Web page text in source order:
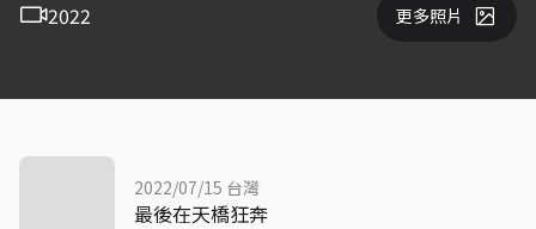
2022 更多照片
2022/07/15 台灣
最後在天橋狂奔